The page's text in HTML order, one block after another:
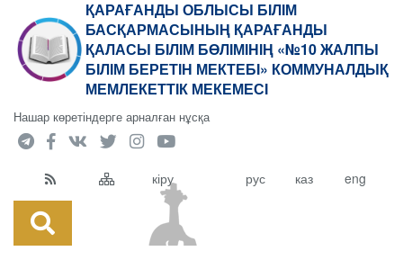
ҚАРАҒАНДЫ ОБЛЫСЫ БІЛІМ
БАСҚАРМАСЫНЫҢ ҚАРАҒАНДЫ
ҚАЛАСЫ БІЛІМ БӨЛІМІНІҢ «№10 ЖАЛПЫ
БІЛІМ БЕРЕТІН МЕКТЕБІ» КОММУНАЛДЫҚ
МЕМЛЕКЕТТІК МЕКЕМЕСІ
Нашар көретіндерге арналған нұсқа
кіру рус каз eng